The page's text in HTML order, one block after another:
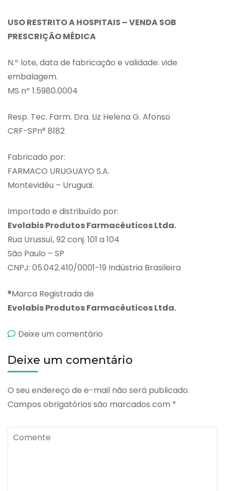
USO RESTRITO A HOSPITAIS – VENDA SOB
PRESCRIÇÃO MÉDICA
N.º lote, data de fabricação e validade: vide
embalagem.
MS nº 1.5980.0004
Resp. Tec. Farm. Dra. Liz Helena G. Afonso
CRF-SPn° 8182
Fabricado por:
FARMACO URUGUAYO S.A.
Montevidéu – Uruguai.
Importado e distribuído por:
Evolabis Produtos Farmacêuticos Ltda.
Rua Urussuí, 92 conj. 101 a 104
São Paulo – SP
CNPJ: 05.042.410/0001-19 Indústria Brasileira
®Marca Registrada de
Evolabis Produtos Farmacêuticos Ltda.
Deixe um comentário
Deixe um comentário
O seu endereço de e-mail não será publicado.
Campos obrigatórios são marcados com *
Comente